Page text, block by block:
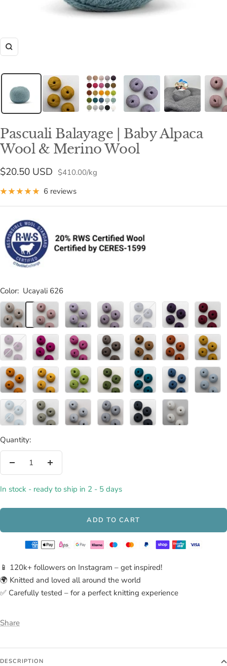
Zoom
Pascuali Balayage | Baby Alpaca
Wool & Merino Wool
Sale
price
$20.50 USD $410.00/kg
6 reviews
Color: Ucayali 626
Ucayali
626
Cusco
600
Cayesh
601
Chimbote
602
Yerupaja
603*
Arequipa
604
Misti
606
Lima
605*
Tacna
607
Apurimac
629
Tumbes
624
Huanuco
623
Pasco
622
Loreto
621
Iquitos
608
Pastoruri
628
Macchu
Picchu
610
Aguas
Calientes
611
Andes
627
Titicaca
612
614
Sandoval
615
Nazca
616
Ishinca
617
Sillustani
625
Chachani
619
Ica
620
Quantity:
Decrease
Increase
In stock - ready to ship in 2 - 5 days
ADD TO CART
📱 120k+ followers on Instagram – get inspired!
🌍 Knitted and loved all around the world
✅ Carefully tested – for a perfect knitting experience
Share
DESCRIPTION